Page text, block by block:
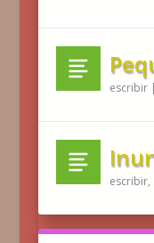
escribir|
escribir,